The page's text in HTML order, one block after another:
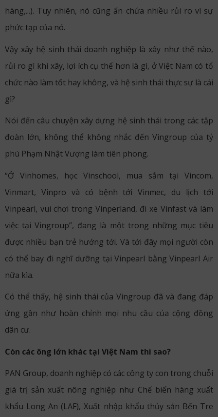
hàng,...). Tuy nhiên, nó cũng ẩn chứa nhiều rủi ro vì sự
phức tạp của nó.
Vậy xây hệ sinh thái doanh nghiệp là xây như thế nào,
rủi ro gì khi xây, lợi ích cụ thể hơn là gì, ở Việt Nam có tổ
chức nào làm tốt hay không, và hệ sinh thái thực sự là cái
gì?
Nói đến câu chuyện xây dựng hệ sinh thái trong các tập
đoàn lớn, không thể không nhắc đến Vingroup của tỷ
phú Phạm Nhật Vượng làm tiên phong.
“Ở Vinhomes, học Vinschool, mua sắm tại Vincom,
Vinmart, Vinpro và có bệnh tới Vinmec, du lịch tới
Vinpearl, vui chơi trong Vinperland, đi xe Vinfast và làm
việc tại Vingroup”, đang là một trong những mục tiêu
được nhiều bạn trẻ hướng tới. Và tới đây mọi người còn
có thể bay đi nghĩ dưỡng tại Vinpearl bằng Vinpearl Air
nữa kìa.
Có thể thấy, hệ sinh thái của Vingroup đã và đang đáp
ứng gần như hoàn chỉnh mọi nhu cầu của cộng đồng
dân cư.
Còn các ông lớn khác tại Việt Nam thì sao?
PAN Group, doanh nghiệp có các công ty con trong chuỗi
giá trị sản xuất nông nghiệp như Chế biến hàng xuất
khẩu Long An (LAF), Xuất nhập khẩu thủy sản Bến Tre